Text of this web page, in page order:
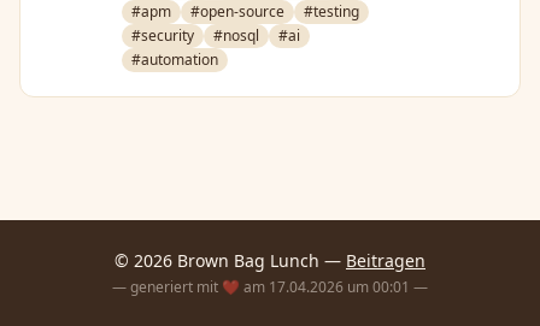
#apm
#open-source
#testing
#security
#nosql
#ai
#automation
© 2026 Brown Bag Lunch — Beitragen
— generiert mit ❤️ am 17.04.2026 um 00:01 —